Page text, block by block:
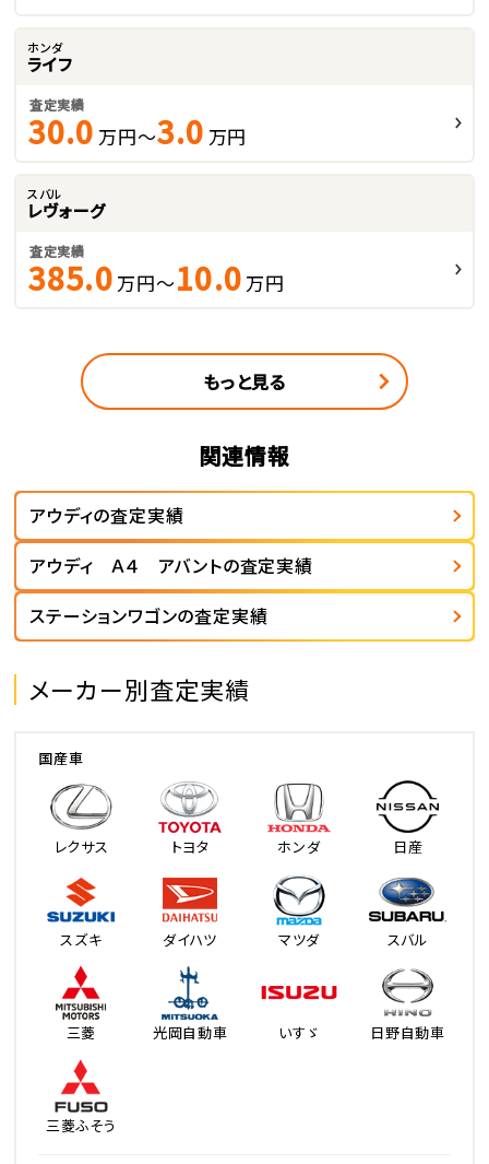
ホンダ
ライフ
査定実績
30.0 万円～3.0 万円
スバル
レヴォーグ
査定実績
385.0 万円～10.0 万円
もっと見る
関連情報
アウディの査定実績
アウディ Ａ４ アバントの査定実績
ステーションワゴンの査定実績
メーカー別査定実績
国産車
レクサス トヨタ ホンダ 日産
スズキ ダイハツ マツダ スバル
三菱 光岡自動車 いすゞ 日野自動車
三菱ふそう